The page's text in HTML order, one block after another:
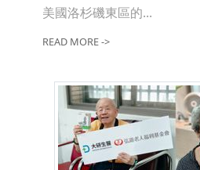
美國洛杉磯東區的...
READ MORE ->